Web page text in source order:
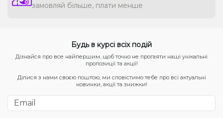
замовляй більше, плати менше
Будь в курсі всіх подій
Дізнайся про все найпершим, щоб точно не прогаяти наші унікальні
пропозиції та акції!
Ділися з нами своєю поштою, ми сповістимо тебе про всі актуальні
новинки, акції та знижки!